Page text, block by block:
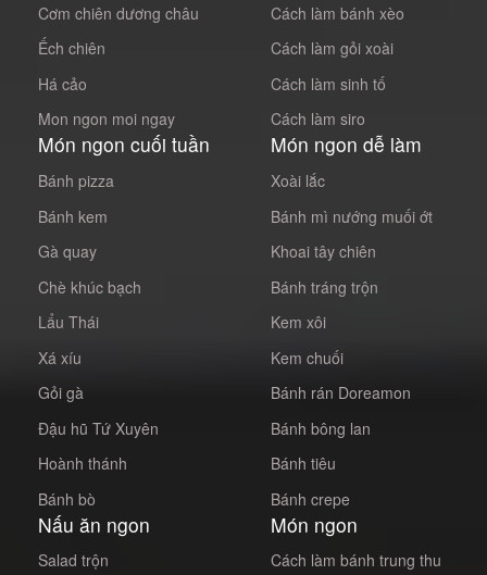
Cơm chiên dương châu
Ếch chiên
Há cảo
Mon ngon moi ngay
Cách làm bánh xèo
Cách làm gỏi xoài
Cách làm sinh tố
Cách làm siro
Món ngon cuối tuần
Bánh pizza
Bánh kem
Gà quay
Chè khúc bạch
Lẩu Thái
Xá xíu
Gỏi gà
Đậu hũ Tứ Xuyên
Hoành thánh
Bánh bò
Món ngon dễ làm
Xoài lắc
Bánh mì nướng muối ớt
Khoai tây chiên
Bánh tráng trộn
Kem xôi
Kem chuối
Bánh rán Doreamon
Bánh bông lan
Bánh tiêu
Bánh crepe
Nấu ăn ngon
Salad trộn
Món ngon
Cách làm bánh trung thu